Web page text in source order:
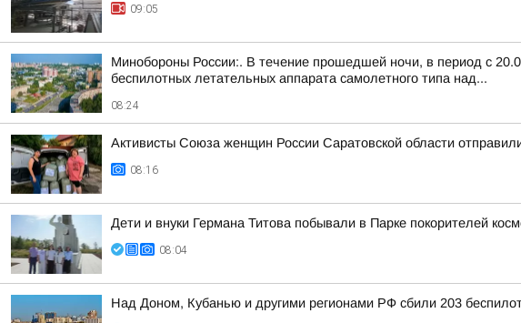
09:05
Минобороны России:. В течение прошедшей ночи, в период с
беспилотных летательных аппарата самолетного типа над...
08:24
Активисты Союза женщин России Саратовской области
08:16
Дети и внуки Германа Титова побывали в Парке покорителей
08:04
Над Доном, Кубанью и другими регионами РФ сбили 203